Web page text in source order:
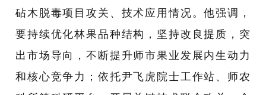
砧木脱毒项目攻关、技术应用情况。他强调，
要持续优化林果品种结构，坚持改良提质，突
出市场导向，不断提升师市果业发展内生动力
和核心竞争力；依托尹飞虎院士工作站、师农